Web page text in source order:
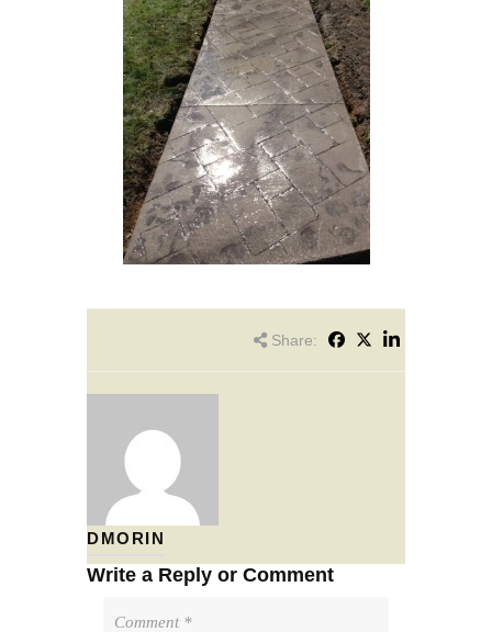
Share:
DMORIN
Write a Reply or Comment